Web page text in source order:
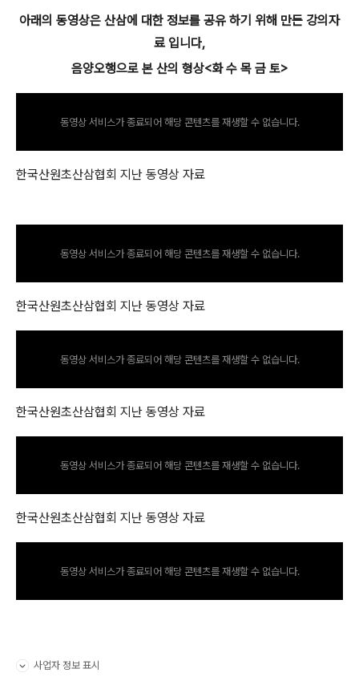
아래의 동영상은 산삼에 대한 정보를 공유 하기 위해 만든 강의자
료 입니다,
음양오행으로 본 산의 형상<화 수 목 금 토>
동영상 서비스가 종료되어 해당 콘텐츠를 재생할 수 없습니다.
한국산원초산삼협회 지난 동영상 자료
동영상 서비스가 종료되어 해당 콘텐츠를 재생할 수 없습니다.
한국산원초산삼협회 지난 동영상 자료
동영상 서비스가 종료되어 해당 콘텐츠를 재생할 수 없습니다.
한국산원초산삼협회 지난 동영상 자료
동영상 서비스가 종료되어 해당 콘텐츠를 재생할 수 없습니다.
한국산원초산삼협회 지난 동영상 자료
동영상 서비스가 종료되어 해당 콘텐츠를 재생할 수 없습니다.
사업자 정보 표시